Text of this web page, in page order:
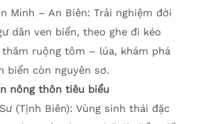
Minh – An Biên: Trải nghiệm đời
dân ven biển, theo ghe đi kéo
ruộng tôm – lúa, khám phá
biển còn nguyên sơ.
nông thôn tiêu biểu
(Tịnh Biên): Vùng sinh thái đặc